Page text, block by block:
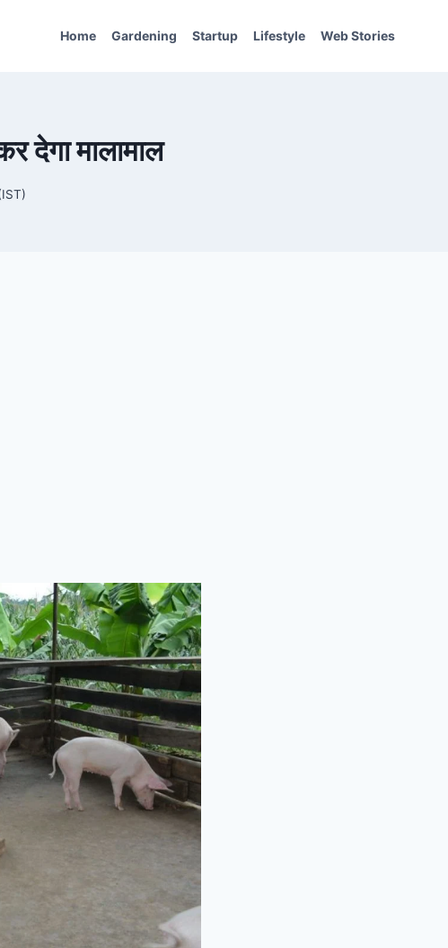
Home Gardening Startup Lifestyle Web Stories
देगा मालामाल